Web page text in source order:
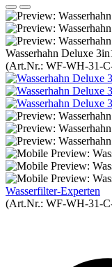
Wasserhahn Deluxe
(Art.Nr.: WF-WH-31-
Wasserfilter-Experten
(Art.Nr.: WF-WH-31-